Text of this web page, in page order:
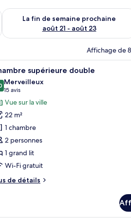
août 14 - août 16
La fin de semaine prochaine
août 21 - août 23
Vérifier la disponibilité pour la fin
Affichage de
murale aux motifs floraux.
table avec un plateau, deux chaises,
:
Chambre
6 supérieure double
sur 10
Merveilleux
15 avis
(15 avis)
Vue sur la ville
22 m²
1 chambre
2 personnes
1 grand lit
Wi-Fi gratuit
de détails